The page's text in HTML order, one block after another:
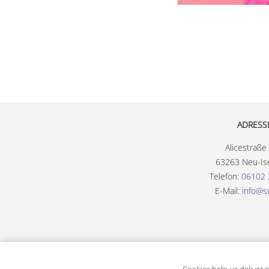
63263 Neu-
Telefon: 06102
E-Mail: